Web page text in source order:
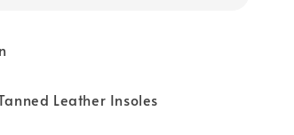
Leather Insoles